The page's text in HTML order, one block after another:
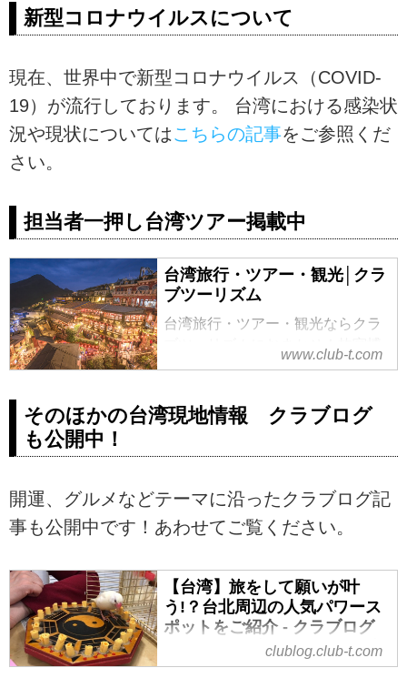
新型コロナウイルスについて
現在、世界中で新型コロナウイルス（COVID-
19）が流行しております。 台湾における感染状
況や現状についてはこちらの記事をご参照くだ
さい。
担当者一押し台湾ツアー掲載中
台湾旅行・ツアー・観光│クラ
ブツーリズム
台湾旅行・ツアー・観光ならクラ
イーツなど魅力たっぷり。初めて
でも安心の添乗員同行、ハイキン
単。
www.club-t.com
そのほかの台湾現地情報 クラブログ
も公開中！
開運、グルメなどテーマに沿ったクラブログ記
事も公開中です！あわせてご覧ください。
【台湾】旅をして願いが叶
う!？台北周辺の人気パワース
ポットをご紹介 - クラブログ
～スタッフブログ～｜クラブ
ツーリズム
clublog.club-t.com